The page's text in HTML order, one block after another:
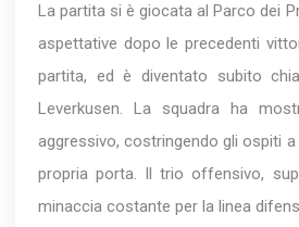
La partita si è giocata al Parco dei
aspettative dopo le precedenti
partita, ed è diventato subito
Leverkusen. La squadra ha
aggressivo, costringendo gli ospiti
propria porta. Il trio offensivo,
minaccia costante per la linea